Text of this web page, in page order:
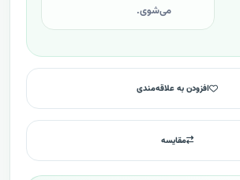
می‌شوی.
افزودن به علاقه‌مندی
مقایسه